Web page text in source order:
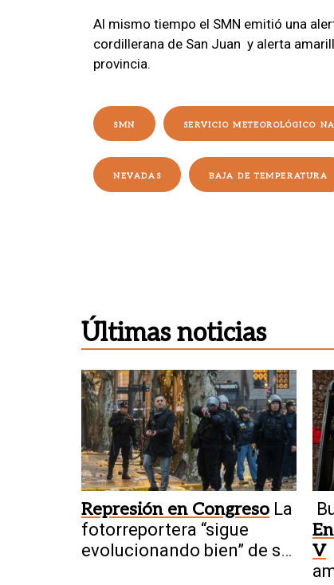
Al mismo tiempo el SMN emitió una
cordillerana de San Juan y alerta
provincia.
SMN SERVICIO METEOROLÓGICO
NEVADAS BAJA DE TEMPERATURA
Últimas noticias
Represión en Congreso La
fotorreportera “sigue
evolucionando bien” de su
V